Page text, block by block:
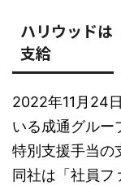
ハリウッドは
支給
2022年11月24
いる成通グルー
特別支援手当の
同社は「社員